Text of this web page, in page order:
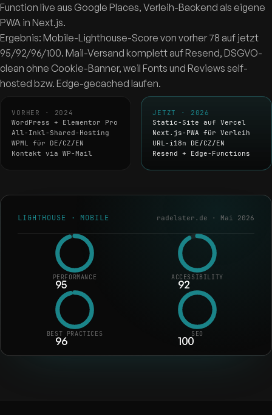
Function live aus Google Places, Verleih-Backend als eigene
PWA in Next.js.
Ergebnis: Mobile-Lighthouse-Score von vorher 78 auf jetzt
95/92/96/100. Mail-Versand komplett auf Resend, DSGVO-
clean ohne Cookie-Banner, weil Fonts und Reviews self-
hosted bzw. Edge-gecached laufen.
VORHER · 2024
WordPress + Elementor Pro
All-Inkl-Shared-Hosting
WPML für DE/CZ/EN
Kontakt via WP-Mail
JETZT · 2026
Static-Site auf Vercel
Next.js-PWA für Verleih
URL-i18n DE/CZ/EN
Resend + Edge-Functions
LIGHTHOUSE · MOBILE radelster.de · Mai 2026
95
PERFORMANCE
92
ACCESSIBILITY
96
BEST PRACTICES
100
SEO